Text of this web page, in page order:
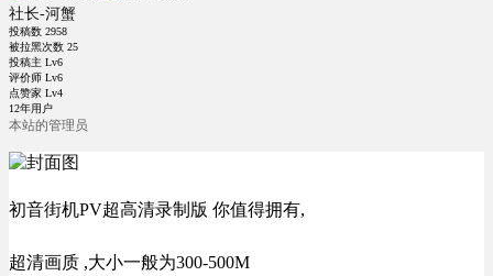
社长-河蟹
投稿数 2958
被拉黑次数 25
投稿主 Lv6
评价师 Lv6
点赞家 Lv4
12年用户
本站的管理员
初音街机PV超高清录制版 你值得拥有,
超清画质 ,大小一般为300-500M